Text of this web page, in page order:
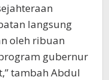
langsung
oleh ribuan
gubernur
tambah Abdul